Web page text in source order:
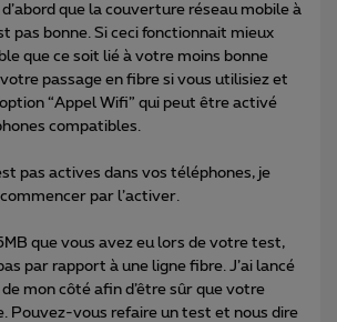
que la couverture réseau mobile à
pas bonne. Si ceci fonctionnait mieux
que ce soit lié à votre moins bonne
passage en fibre si vous utilisiez et
“Appel Wifi” qui peut être activé
compatibles.
pas actives dans vos téléphones, je
par l’activer.
que vous avez eu lors de votre test,
par rapport à une ligne fibre. J’ai lancé
mon côté afin d’être sûr que votre
Pouvez-vous refaire un test et nous dire